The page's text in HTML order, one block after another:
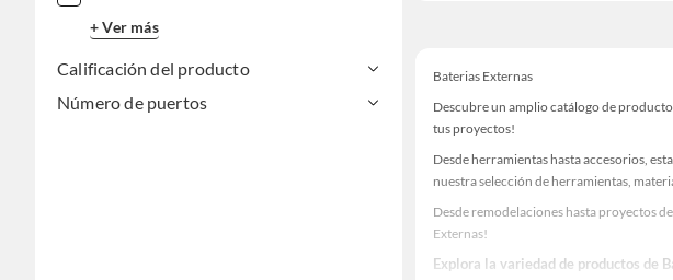
+ Ver más
Calificación del producto
Número de puertos
Baterias Externas
Descubre un amplio catálogo de
tus proyectos!
Desde herramientas hasta accesorios,
nuestra selección de herramientas,
Desde remodelaciones hasta proyectos
Externas!
Explora la variedad de productos de